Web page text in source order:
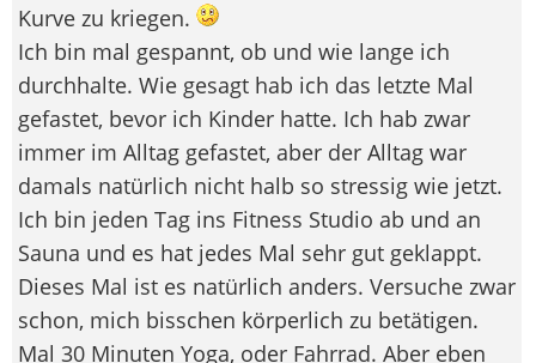
Kurve zu kriegen.
Ich bin mal gespannt, ob und wie lange ich
durchhalte. Wie gesagt hab ich das letzte Mal
gefastet, bevor ich Kinder hatte. Ich hab zwar
immer im Alltag gefastet, aber der Alltag war
damals natürlich nicht halb so stressig wie jetzt.
Ich bin jeden Tag ins Fitness Studio ab und an
Sauna und es hat jedes Mal sehr gut geklappt.
Dieses Mal ist es natürlich anders. Versuche zwar
schon, mich bisschen körperlich zu betätigen.
Mal 30 Minuten Yoga, oder Fahrrad. Aber eben